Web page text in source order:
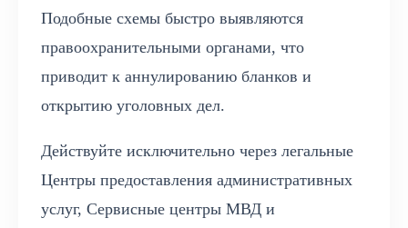
Подобные схемы быстро выявляются
правоохранительными органами, что
приводит к аннулированию бланков и
открытию уголовных дел.
Действуйте исключительно через легальные
Центры предоставления административных
услуг, Сервисные центры МВД и